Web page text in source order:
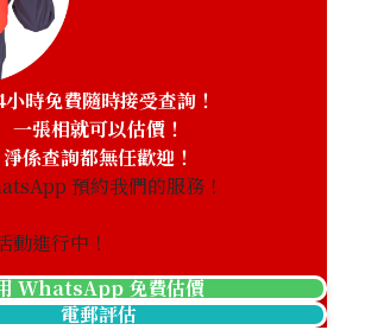
時免費隨時接受查詢！
一張相就可以估價！
淨係查詢都無任歡迎！
預約我們的服務！
動進行中！
WhatsApp 免費估價
電郵評估